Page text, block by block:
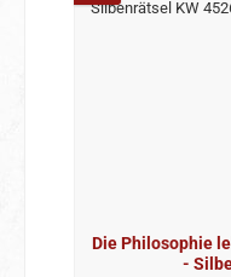
Die Philosophie
-